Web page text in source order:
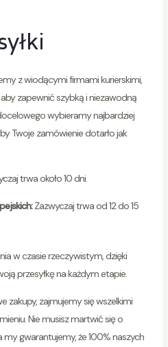
z wiodącymi firmami kurierskimi,
aby zapewnić szybką i niezawodną
wybieramy najbardziej
Twoje zamówienie dotarło jak
trwa około 10 dni.
Zazwyczaj trwa od 12 do 15
w czasie rzeczywistym, dzięki
przesyłkę na każdym etapie.
zakupy, zajmujemy się wszelkimi
Nie musisz martwić się o
gwarantujemy, że 100% naszych